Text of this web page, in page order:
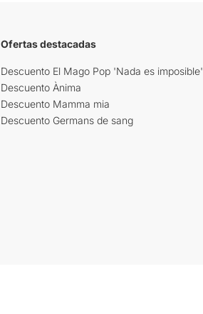
Ofertas destacadas
Descuento El Mago Pop 'Nada es imposible'
Descuento Ànima
Descuento Mamma mia
Descuento Germans de sang